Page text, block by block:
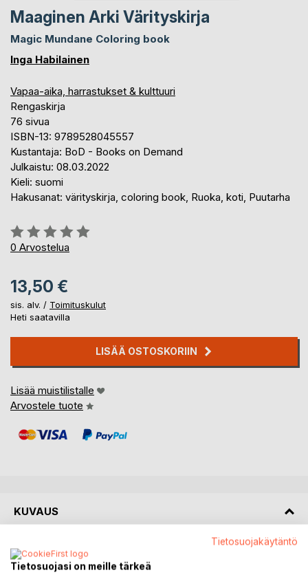
Maaginen Arki Värityskirja
Magic Mundane Coloring book
Inga Habilainen
Vapaa-aika, harrastukset & kulttuuri
Rengaskirja
76 sivua
ISBN-13: 9789528045557
Kustantaja: BoD - Books on Demand
Julkaistu: 08.03.2022
Kieli: suomi
Hakusanat: värityskirja, coloring book, Ruoka, koti, Puutarha
Arvostelu::
0%
0 Arvostelua
13,50 €
sis. alv. / Toimituskulut
Heti saatavilla
LISÄÄ OSTOSKORIIN
Lisää muistilistalle
Arvostele tuote
KUVAUS
Kirja sisältää värityskuvia kolmelta aihealueelta: ruoka, koti
ja puutarha.
Tietosuojakäytäntö
Tietosuojasi on meille tärkeä